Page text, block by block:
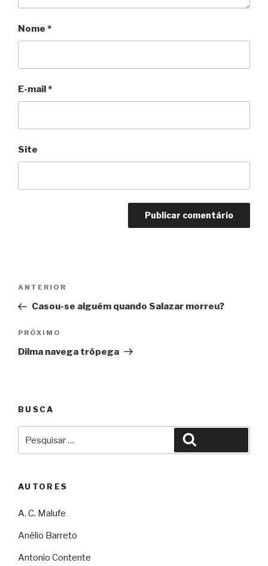
Nome *
E-mail*
Site
Post
Anterior
ANTERIOR
Casou-se alguém quando Salazar morreu?
Próximo
PRÓXIMO
Dilma navega trôpega
BUSCA
por:
AUTORES
A. C. Malufe
Anélio Barreto
Antonio Contente